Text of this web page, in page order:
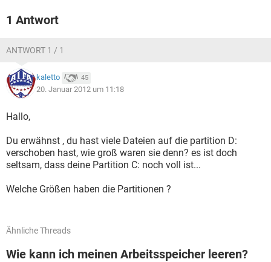
1 Antwort
ANTWORT 1 / 1
kaletto 45
20. Januar 2012 um 11:18
Hallo,
Du erwähnst , du hast viele Dateien auf die partition D:
verschoben hast, wie groß waren sie denn? es ist doch
seltsam, dass deine Partition C: noch voll ist...
Welche Größen haben die Partitionen ?
Ähnliche Threads
Wie kann ich meinen Arbeitsspeicher leeren?